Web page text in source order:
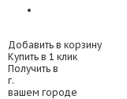
Добавить в корзину
Купить в 1 клик
Получить в
г.
вашем городе